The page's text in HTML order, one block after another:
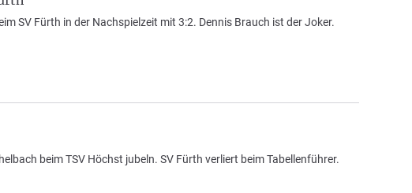
SV Fürth in der Nachspielzeit mit 3:2. Dennis Brauch ist der Joker.
beim TSV Höchst jubeln. SV Fürth verliert beim Tabellenführer.